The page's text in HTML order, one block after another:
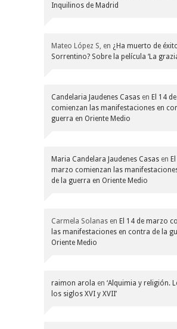
Inquilinos de Madrid
Mateo López S, en ¿Ha muerto de
Sorrentino? Sobre la película ‘La
Candelaria Jaudenes Casas en El 14
comienzan las manifestaciones en
guerra en Oriente Medio
Maria Candelara Jaudenes Casas en
marzo comienzan las
de la guerra en Oriente Medio
Carmela Solanas en El 14 de marzo
las manifestaciones en contra de la
Oriente Medio
raimon arola en ‘Alquimia y religión.
los siglos XVI y XVII’